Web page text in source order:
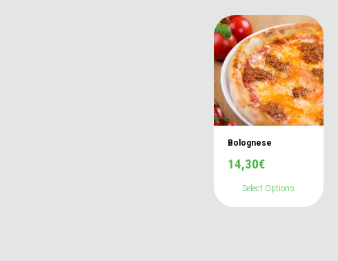
Bolognese
14,30€
Select Options